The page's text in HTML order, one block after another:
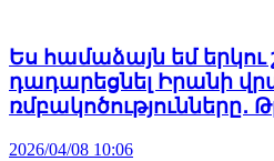
Ես համաձայն եմ
դադարեցնել Իրանի
ռմբակոծությունները․
2026/04/08 10:06